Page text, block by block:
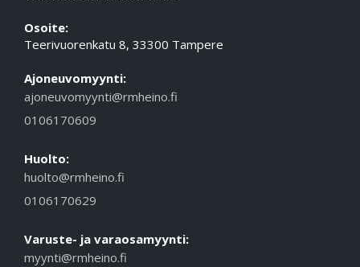
Osoite:
Teerivuorenkatu 8, 33300 Tampere
Ajoneuvomyynti:
ajoneuvomyynti@rmheino.fi
0106170609
Huolto:
huolto@rmheino.fi
0106170629
Varuste- ja varaosamyynti:
myynti@rmheino.fi